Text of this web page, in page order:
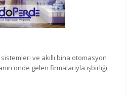
ve akıllı bina otomasyon
önde gelen firmalarıyla işbirliği